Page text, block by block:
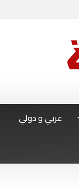
عربي و دولي